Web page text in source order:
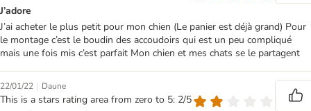
J’adore
J’ai acheter le plus petit pour mon chien (Le panier est déjà grand) Pour
le montage c’est le boudin des accoudoirs qui est un peu compliqué
mais une fois mis c’est parfait Mon chien et mes chats se le partagent
22/01/22 | Daune
This is a stars rating area from zero to 5: 2/5